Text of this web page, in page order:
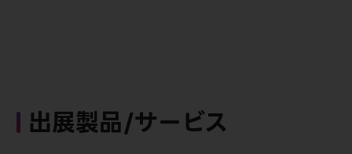
出展製品/サービス